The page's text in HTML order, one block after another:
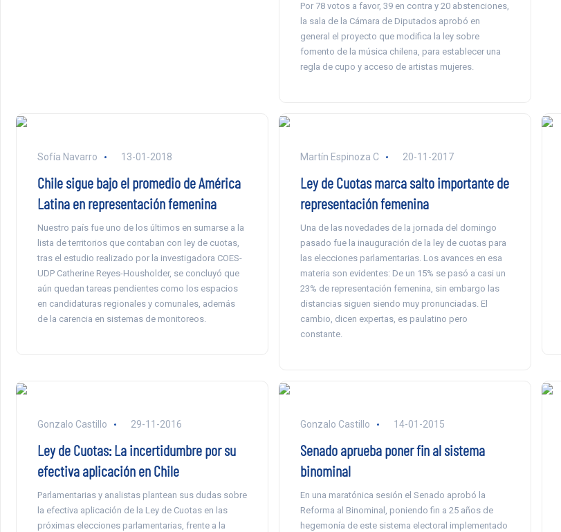
Por 78 votos a favor, 39 en contra y 20 abstenciones,
la sala de la Cámara de Diputados aprobó en
general el proyecto que modifica la ley sobre
fomento de la música chilena, para establecer una
regla de cupo y acceso de artistas mujeres.
Sofía Navarro 13-01-2018
Chile sigue bajo el promedio de América
Latina en representación femenina
Nuestro país fue uno de los últimos en sumarse a la
lista de territorios que contaban con ley de cuotas,
tras el estudio realizado por la investigadora COES-
UDP Catherine Reyes-Housholder, se concluyó que
aún quedan tareas pendientes como los espacios
en candidaturas regionales y comunales, además
de la carencia en sistemas de monitoreos.
Martín Espinoza C 20-11-2017
Ley de Cuotas marca salto importante de
representación femenina
Una de las novedades de la jornada del domingo
pasado fue la inauguración de la ley de cuotas para
las elecciones parlamentarias. Los avances en esa
materia son evidentes: De un 15% se pasó a casi un
23% de representación femenina, sin embargo las
distancias siguen siendo muy pronunciadas. El
cambio, dicen expertas, es paulatino pero
constante.
Gonzalo Castillo 29-11-2016
Ley de Cuotas: La incertidumbre por su
efectiva aplicación en Chile
Parlamentarias y analistas plantean sus dudas sobre
la efectiva aplicación de la Ley de Cuotas en las
próximas elecciones parlamentarias, frente a la
Gonzalo Castillo 14-01-2015
Senado aprueba poner fin al sistema
binominal
En una maratónica sesión el Senado aprobó la
Reforma al Binominal, poniendo fin a 25 años de
hegemonía de este sistema electoral implementado